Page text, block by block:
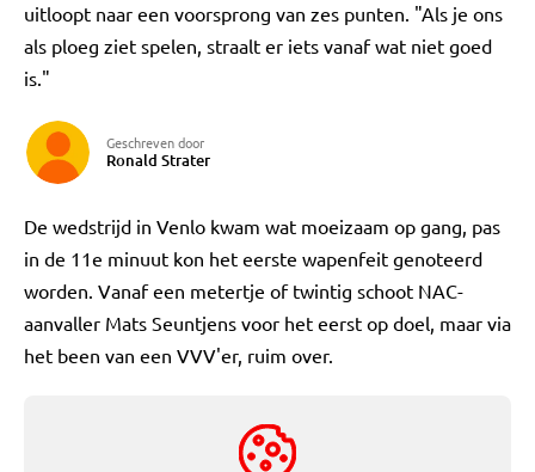
uitloopt naar een voorsprong van zes punten. "Als je ons
als ploeg ziet spelen, straalt er iets vanaf wat niet goed
is."
Geschreven door
Ronald Strater
De wedstrijd in Venlo kwam wat moeizaam op gang, pas
in de 11e minuut kon het eerste wapenfeit genoteerd
worden. Vanaf een metertje of twintig schoot NAC-
aanvaller Mats Seuntjens voor het eerst op doel, maar via
het been van een VVV'er, ruim over.